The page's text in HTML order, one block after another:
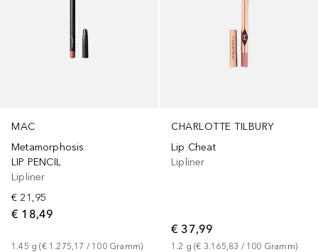
MAC
Metamorphosis
LIP PENCIL
Lipliner
€ 21,95
€ 18,49
1.45 g (€ 1.275,17 / 100 Gramm)
CHARLOTTE TILBURY
Lip Cheat
Lipliner
€ 37,99
1.2 g (€ 3.165,83 / 100 Gramm)